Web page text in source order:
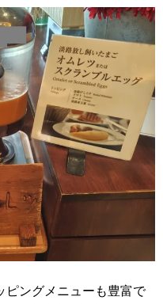
ピングメニューも豊富で